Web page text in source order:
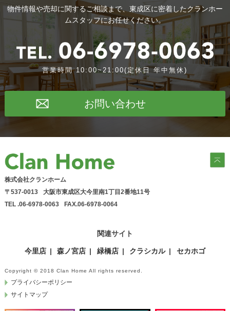
物件情報や売却に関するご相談まで、東成区に密着したクランホー
ムスタッフにお任せください。
営業時間 10:00~21:00(定休日 年中無休)
お問い合わせ
株式会社クランホーム
〒537-0013
大阪市東成区大今里南1丁目2番地11号
TEL .06-6978-0063
FAX.06-6978-0064
関連サイト
今里店 森ノ宮店 緑橋店 クラシカル セカホゴ
Copyright © 2018 Clan Home All rights reserved.
プライバシーポリシー
サイトマップ